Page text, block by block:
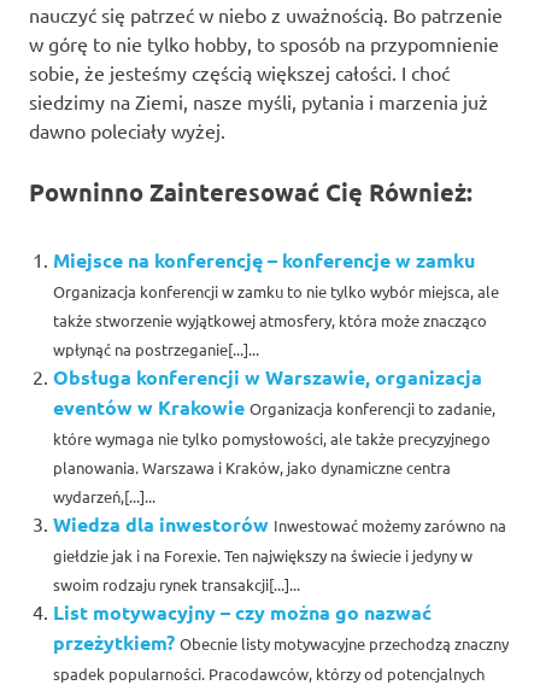
nauczyć się patrzeć w niebo z uważnością. Bo patrzenie
w górę to nie tylko hobby, to sposób na przypomnienie
sobie, że jesteśmy częścią większej całości. I choć
siedzimy na Ziemi, nasze myśli, pytania i marzenia już
dawno poleciały wyżej.
Powninno Zainteresować Cię Również:
Miejsce na konferencję – konferencje w zamku
Organizacja konferencji w zamku to nie tylko wybór miejsca, ale
także stworzenie wyjątkowej atmosfery, która może znacząco
wpłynąć na postrzeganie[...]...
Obsługa konferencji w Warszawie, organizacja
eventów w Krakowie Organizacja konferencji to zadanie,
które wymaga nie tylko pomysłowości, ale także precyzyjnego
planowania. Warszawa i Kraków, jako dynamiczne centra
wydarzeń,[...]...
Wiedza dla inwestorów Inwestować możemy zarówno na
giełdzie jak i na Forexie. Ten największy na świecie i jedyny w
swoim rodzaju rynek transakcji[...]...
List motywacyjny – czy można go nazwać
przeżytkiem? Obecnie listy motywacyjne przechodzą znaczny
spadek popularności. Pracodawców, którzy od potencjalnych